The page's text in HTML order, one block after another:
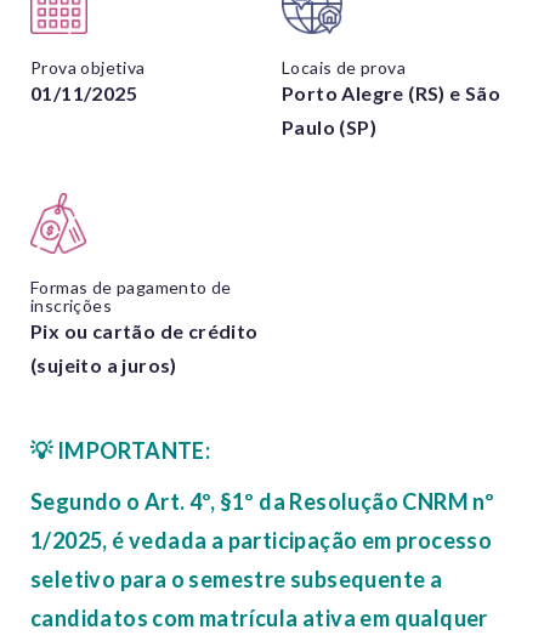
Prova objetiva
01/11/2025
Locais de prova
Porto Alegre (RS) e São
Paulo (SP)
Formas de pagamento de
inscrições
Pix ou cartão de crédito
(sujeito a juros)
💡 IMPORTANTE:
Segundo o Art. 4º, §1º da Resolução CNRM nº
1/2025, é vedada a participação em processo
seletivo para o semestre subsequente a
candidatos com matrícula ativa em qualquer